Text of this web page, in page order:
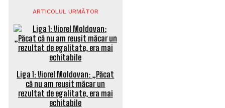
ARTICOLUL URMĂTOR
Liga 1: Viorel Moldovan: „Păcat
că nu am reușit măcar un
rezultat de egalitate, era mai
echitabile